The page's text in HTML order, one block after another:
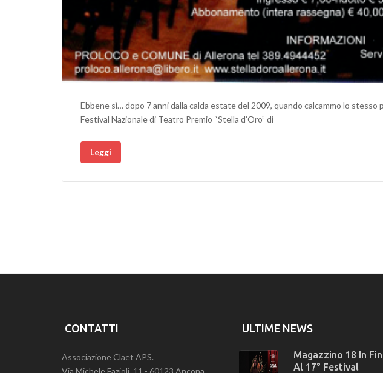
Ebbene sì… dopo 7 anni dalla calda estate del 2009, quando calcammo lo stesso
Festival Nazionale di Teatro Premio “Stella d’Oro” di
Leggi
CONTATTI
Associazione Claet APS.
ULTIME NEWS
Magazzino 18 In
Al 17° Festival